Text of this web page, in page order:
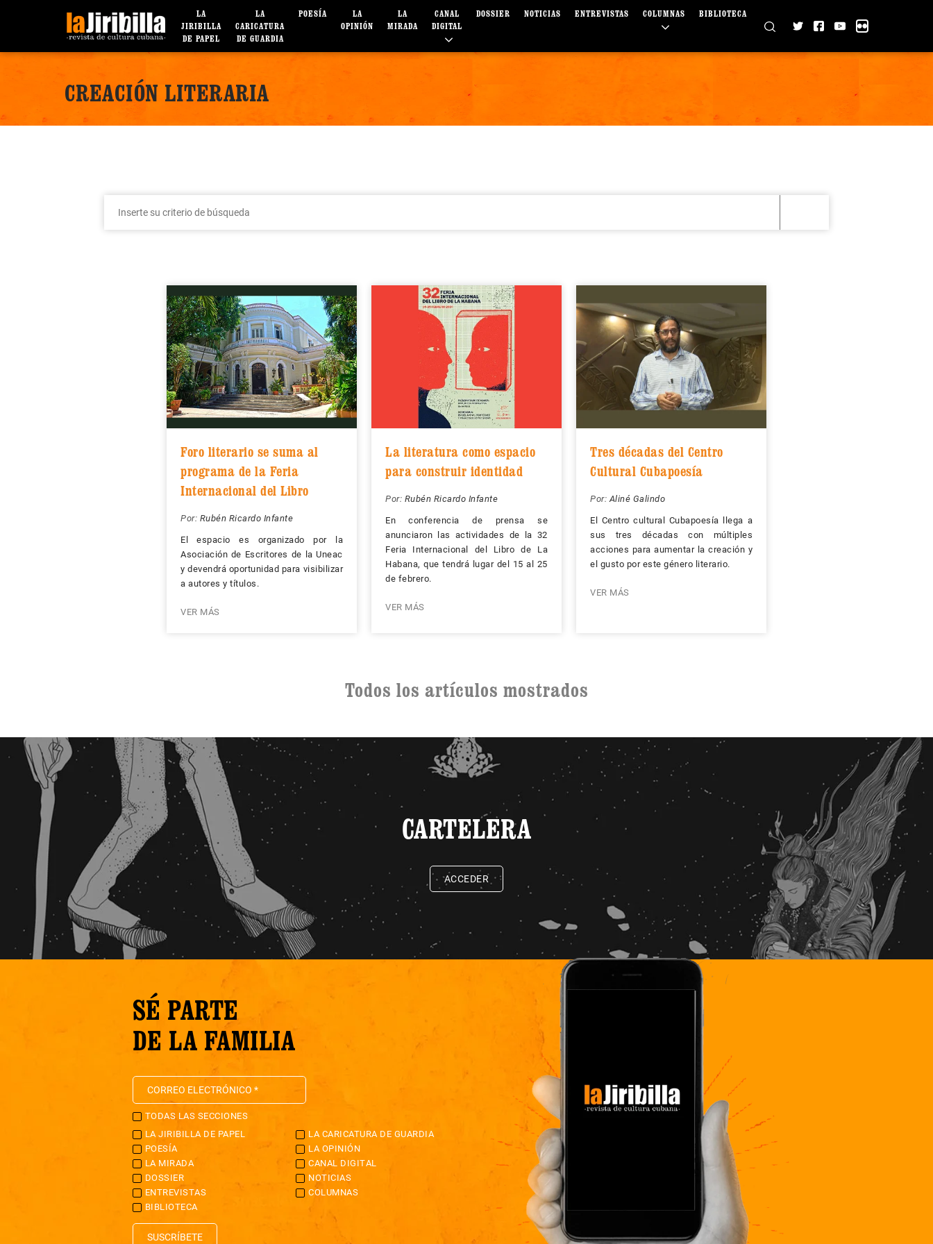
LA
JIRIBILLA
DE PAPEL
LA
CARICATURA
DE GUARDIA
POESÍA
LA
OPINIÓN
LA
MIRADA
CANAL
DIGITAL
DOSSIER NOTICIAS ENTREVISTAS COLUMNAS BIBLIOTECA
CREACIÓN LITERARIA
Foro literario se suma al
programa de la Feria
Internacional del Libro
Por: Rubén Ricardo Infante
El espacio es organizado por la
Asociación de Escritores de la Uneac
y devendrá oportunidad para visibilizar
a autores y títulos.
VER MÁS
La literatura como espacio
para construir identidad
Por: Rubén Ricardo Infante
En conferencia de prensa se
anunciaron las actividades de la 32
Feria Internacional del Libro de La
Habana, que tendrá lugar del 15 al 25
de febrero.
VER MÁS
Tres décadas del Centro
Cultural Cubapoesía
Por:Aliné Galindo
El Centro cultural Cubapoesía llega a
sus tres décadas con múltiples
acciones para aumentar la creación y
el gusto por este género literario.
VER MÁS
Todos los artículos mostrados
CARTELERA
ACCEDER
SÉ PARTE
DE LA FAMILIA
TODAS LAS SECCIONES
LA JIRIBILLA DE PAPEL
LA CARICATURA DE GUARDIA
POESÍA
LA OPINIÓN
LA MIRADA
CANAL DIGITAL
DOSSIER
NOTICIAS
ENTREVISTAS
COLUMNAS
BIBLIOTECA
SUSCRÍBETE